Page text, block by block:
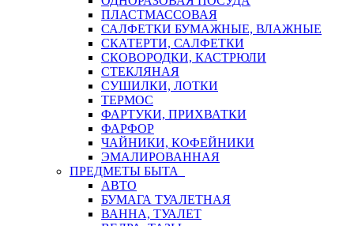
ПЛАСТМАССОВАЯ
САЛФЕТКИ БУМАЖНЫЕ, ВЛАЖНЫЕ
СКАТЕРТИ, САЛФЕТКИ
СКОВОРОДКИ, КАСТРЮЛИ
СТЕКЛЯНАЯ
СУШИЛКИ, ЛОТКИ
ТЕРМОС
ФАРТУКИ, ПРИХВАТКИ
ФАРФОР
ЧАЙНИКИ, КОФЕЙНИКИ
ЭМАЛИРОВАННАЯ
ПРЕДМЕТЫ БЫТА
АВТО
БУМАГА ТУАЛЕТНАЯ
ВАННА, ТУАЛЕТ